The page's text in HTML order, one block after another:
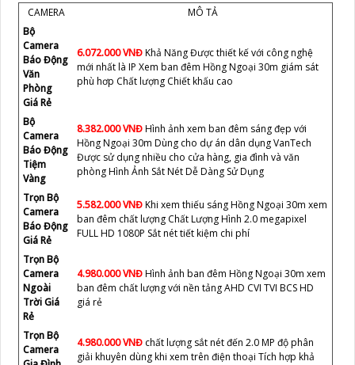
CAMERA
MÔ TẢ
Bộ
Camera
Báo Động
Văn
Phòng
Giá Rẻ
6.072.000 VNĐKhả Năng Được thiết kế với công nghệ
mới nhất là IP Xem ban đêm Hồng Ngoại 30m giám sát
phù hơp Chất lượng Chiết khấu cao
Bộ
Camera
Báo Động
Tiệm
Vàng
8.382.000 VNĐHình ảnh xem ban đêm sáng đẹp với
Hồng Ngoại 30m Dùng cho dự án dân dụng VanTech
Được sử dụng nhiều cho cửa hàng, gia đình và văn
phòng Hình Ảnh Sắt Nét Dễ Dàng Sử Dụng
Trọn Bộ
Camera
Báo Động
Giá Rẻ
5.582.000 VNĐKhi xem thiếu sáng Hồng Ngoại 30m xem
ban đêm chất lượng Chất Lượng Hình 2.0 megapixel
FULL HD 1080P Sắt nét tiết kiệm chi phí
Trọn Bộ
Camera
Ngoài
Trời Giá
Rẻ
4.980.000 VNĐHình ảnh ban đêm Hồng Ngoại 30m xem
ban đêm chất lượng với nền tảng AHD CVI TVI BCS HD
giá rẻ
Trọn Bộ
Camera
4.980.000 VNĐ chất lượng sắt nét đến 2.0 MP độ phân
giải khuyên dùng khi xem trên điện thoại Tích hợp khả